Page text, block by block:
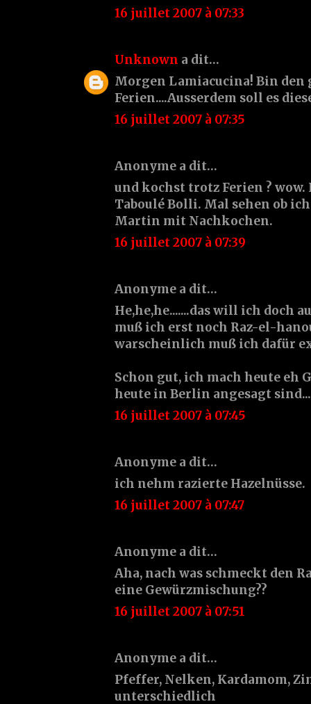
16 juillet 2007 à 07:33
Unknown a dit…
Morgen Lamiacucina! Bin den
Ferien....Ausserdem soll es
16 juillet 2007 à 07:35
Anonyme a dit…
und kochst trotz Ferien ? wow.
Taboulé Bolli. Mal sehen ob
Martin mit Nachkochen.
16 juillet 2007 à 07:39
Anonyme a dit…
He,he,he.......das will ich doch
muß ich erst noch Raz-el-
warscheinlich muß ich dafür
Schon gut, ich mach heute eh
heute in Berlin angesagt
16 juillet 2007 à 07:45
Anonyme a dit…
ich nehm razierte Hazelnüsse.
16 juillet 2007 à 07:47
Anonyme a dit…
Aha, nach was schmeckt den
eine Gewürzmischung??
16 juillet 2007 à 07:51
Anonyme a dit…
Pfeffer, Nelken, Kardamom,
unterschiedlich